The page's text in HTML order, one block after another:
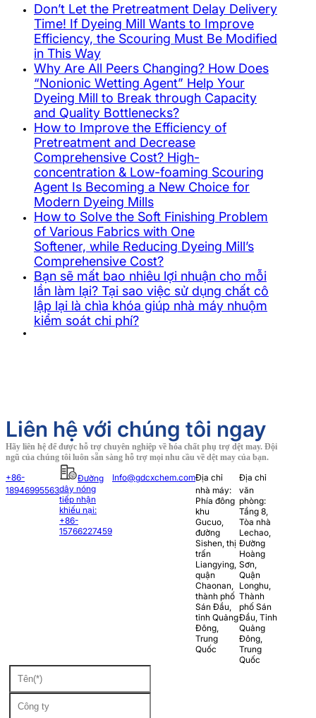
Don’t Let the Pretreatment Delay Delivery
Time! If Dyeing Mill Wants to Improve
Efficiency, the Scouring Must Be Modified
in This Way
Why Are All Peers Changing? How Does
“Nonionic Wetting Agent” Help Your
Dyeing Mill to Break through Capacity
and Quality Bottlenecks?
How to Improve the Efficiency of
Pretreatment and Decrease
Comprehensive Cost? High-
concentration & Low-foaming Scouring
Agent Is Becoming a New Choice for
Modern Dyeing Mills
How to Solve the Soft Finishing Problem
of Various Fabrics with One
Softener, while Reducing Dyeing Mill’s
Comprehensive Cost?
Bạn sẽ mất bao nhiêu lợi nhuận cho mỗi
lần làm lại? Tại sao việc sử dụng chất cô
lập lại là chìa khóa giúp nhà máy nhuộm
kiểm soát chi phí?
Liên hệ với chúng tôi ngay
Hãy liên hệ để được hỗ trợ chuyên nghiệp về hóa chất phụ trợ dệt may. Đội
ngũ của chúng tôi luôn sẵn sàng hỗ trợ mọi nhu cầu về dệt may của bạn.
+86-
18946995563
Đường
dây nóng
tiếp nhận
khiếu nại:
+86-
15766227459
Info@gdcxchem.comĐịa chỉ
nhà máy:
Phía đông
khu
Gucuo,
đường
Sishen, thị
trấn
Liangying,
quận
Chaonan,
thành phố
Sán Đầu,
tỉnh Quảng
Đông,
Trung
Quốc
Địa chỉ
văn
phòng:
Tầng 8,
Tòa nhà
Lechao,
Đường
Hoàng
Sơn,
Quận
Longhu,
Thành
phố Sán
Đầu, Tỉnh
Quảng
Đông,
Trung
Quốc